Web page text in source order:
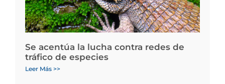
Se acentúa la lucha contra redes de
tráfico de especies
Leer Más >>